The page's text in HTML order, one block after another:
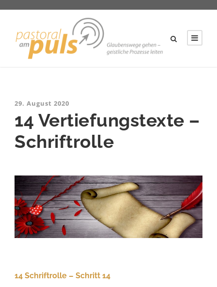
29. August 2020
14 Vertiefungstexte –
Schriftrolle
14 Schriftrolle – Schritt 14